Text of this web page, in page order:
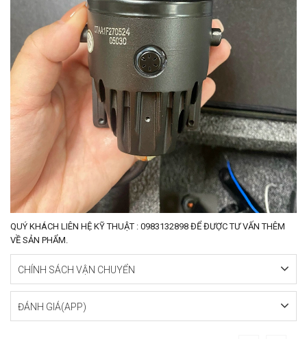
QUÝ KHÁCH LIÊN HỆ KỸ THUẬT : 0983132898 ĐỂ ĐƯỢC TƯ VẤN THÊM
VỀ SẢN PHẨM.
CHÍNH SÁCH VẬN CHUYỂN
ĐÁNH GIÁ(APP)